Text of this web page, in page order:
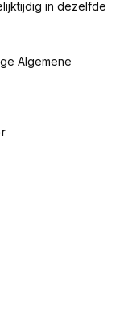
in dezelfde
Algemene